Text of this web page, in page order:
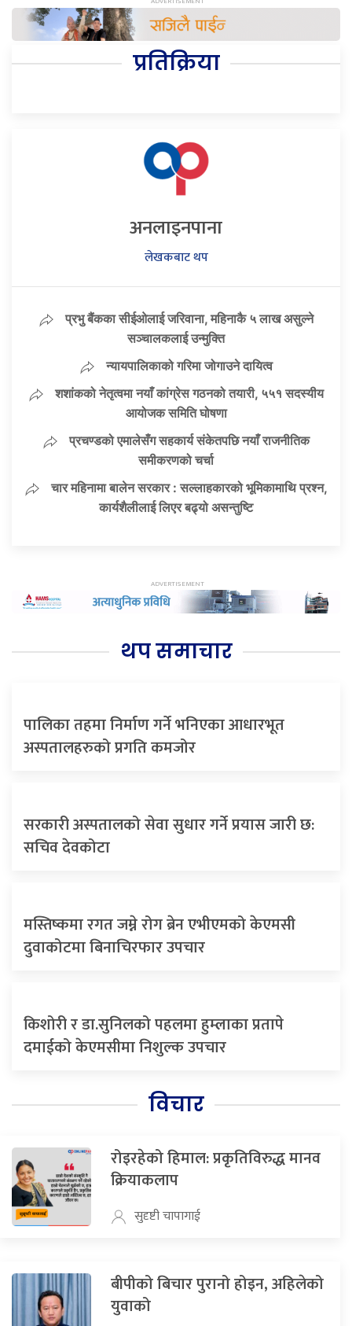
प्रतिक्रिया
अनलाइनपाना
लेखकबाट थप
प्रभु बैंकका सीईओलाई जरिवाना, महिनाकै ५ लाख असुल्ने
सञ्चालकलाई उन्मुक्ति
न्यायपालिकाको गरिमा जोगाउने दायित्व
शशांकको नेतृत्वमा नयाँ कांग्रेस गठनको तयारी, ५५१ सदस्यीय
आयोजक समिति घोषणा
प्रचण्डको एमालेसँग सहकार्य संकेतपछि नयाँ राजनीतिक
समीकरणको चर्चा
चार महिनामा बालेन सरकार : सल्लाहकारको भूमिकामाथि प्रश्न,
कार्यशैलीलाई लिएर बढ्यो असन्तुष्टि
थप समाचार
पालिका तहमा निर्माण गर्ने भनिएका आधारभूत
अस्पतालहरुको प्रगति कमजोर
सरकारी अस्पतालको सेवा सुधार गर्ने प्रयास जारी छ:
सचिव देवकोटा
मस्तिष्कमा रगत जम्ने रोग ब्रेन एभीएमको केएमसी
दुवाकोटमा बिनाचिरफार उपचार
किशोरी र डा.सुनिलको पहलमा हुम्लाका प्रतापे
दमाईको केएमसीमा निशुल्क उपचार
विचार
रोइरहेको हिमाल: प्रकृतिविरुद्ध मानव
क्रियाकलाप
सुदृष्टी चापागाई
बीपीको बिचार पुरानो होइन, अहिलेको
युवाको